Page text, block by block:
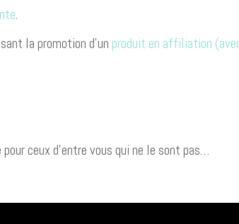
.
la promotion d’un produit en affiliation
ceux d’entre vous qui ne le sont pas…